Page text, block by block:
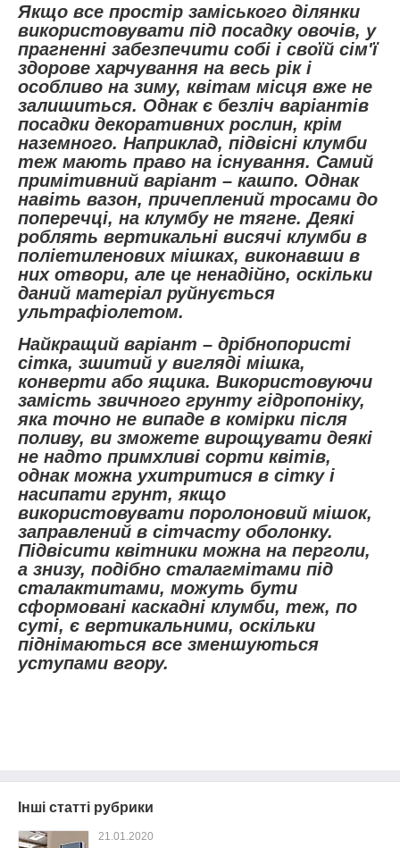
Якщо все простір заміського ділянки
використовувати під посадку овочів, у
прагненні забезпечити собі і своїй сім'ї
здорове харчування на весь рік і
особливо на зиму, квітам місця вже не
залишиться. Однак є безліч варіантів
посадки декоративних рослин, крім
наземного. Наприклад, підвісні клумби
теж мають право на існування. Самий
примітивний варіант – кашпо. Однак
навіть вазон, причеплений тросами до
поперечці, на клумбу не тягне. Деякі
роблять вертикальні висячі клумби в
поліетиленових мішках, виконавши в
них отвори, але це ненадійно, оскільки
даний матеріал руйнується
ультрафіолетом.
Найкращий варіант – дрібнопористі
сітка, зшитий у вигляді мішка,
конверти або ящика. Використовуючи
замість звичного грунту гідропоніку,
яка точно не випаде в комірки після
поливу, ви зможете вирощувати деякі
не надто примхливі сорти квітів,
однак можна ухитритися в сітку і
насипати грунт, якщо
використовувати поролоновий мішок,
заправлений в сітчасту оболонку.
Підвісити квітники можна на перголи,
а знизу, подібно сталагмітами під
сталактитами, можуть бути
сформовані каскадні клумби, теж, по
суті, є вертикальними, оскільки
піднімаються все зменшуються
уступами вгору.
Інші статті рубрики
21.01.2020